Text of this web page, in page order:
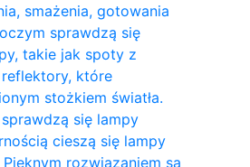
smażenia, gotowania
sprawdzą się
takie jak spoty z
które
stożkiem światła.
się lampy
cieszą się lampy
rozwiązaniem są